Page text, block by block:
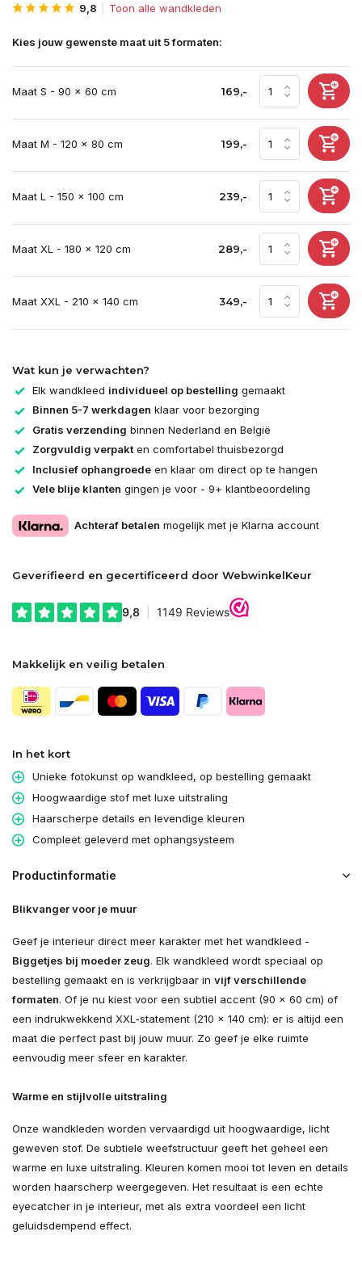
9,8 Toon alle wandkleden
Kies jouw gewenste maat uit 5 formaten:
Maat S - 90 x 60 cm 169,-
Maat M - 120 x 80 cm 199,-
Maat L - 150 x 100 cm 239,-
Maat XL - 180 x 120 cm 289,-
Maat XXL - 210 x 140 cm 349,-
Wat kun je verwachten?
Elk wandkleed individueel op bestelling gemaakt
Binnen 5-7 werkdagen klaar voor bezorging
Gratis verzending binnen Nederland en België
Zorgvuldig verpakten comfortabel thuisbezorgd
Inclusief ophangroede en klaar om direct op te hangen
Vele blije klanten gingen je voor - 9+ klantbeoordeling
Achteraf betalen mogelijk met je Klarna account
Geverifieerd en gecertificeerd door WebwinkelKeur
Makkelijk en veilig betalen
In het kort
Unieke fotokunst op wandkleed, op bestelling gemaakt
Hoogwaardige stof met luxe uitstraling
Haarscherpe details en levendige kleuren
Compleet geleverd met ophangsysteem
Productinformatie
Blikvanger voor je muur
Geef je interieur direct meer karakter met het wandkleed -
Biggetjes bij moeder zeug. Elk wandkleed wordt speciaal op
bestelling gemaakt en is verkrijgbaar in vijf verschillende
formaten. Of je nu kiest voor een subtiel accent (90 × 60 cm) of
een indrukwekkend XXL-statement (210 × 140 cm): er is altijd een
maat die perfect past bij jouw muur. Zo geef je elke ruimte
eenvoudig meer sfeer en karakter.
Warme en stijlvolle uitstraling
Onze wandkleden worden vervaardigd uit hoogwaardige, licht
geweven stof. De subtiele weefstructuur geeft het geheel een
warme en luxe uitstraling. Kleuren komen mooi tot leven en details
worden haarscherp weergegeven. Het resultaat is een echte
eyecatcher in je interieur, met als extra voordeel een licht
geluidsdempend effect.